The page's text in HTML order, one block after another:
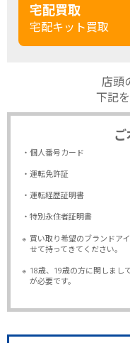
宅配買取
宅配キット買取
店頭
下記
・個人番号カード
・運転免許証
・運転経歴証明書
・特別永住者証明書
※ 買い取り希望のブランドア
せて持ってきてください。
※ 18歳、19歳の方に関しまし
が必要です。